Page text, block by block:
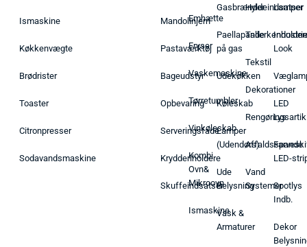
Ismaskine
Køkkenvægte
Brødrister
Toaster
Citronpresser
Sodavandsmaskine
Mandolinjern
Pastaværktøj
Bageudstyr
Opbevaring
Serveringsfade
Krydderiholdere
Skuffeindsatser
Emhætte
Fryser
Vaskemaskine
Tørretumbler
Vinkøleskab
Kombi
Ovn&
Mikroovn
Ismaskine
Gasbrænder
Paellapande
på gas
Udekøkken
Køleskab
Lamper
(Udendørs)
Ude
Belysning
Vask &
Armaturer
Hyldeindsatser
Tekstil
Dekorationer
Affaldsspande
Vand
Systemer
Lamper
Look
LED
Lys
LED-
Spotlys
Indb.
Dekor